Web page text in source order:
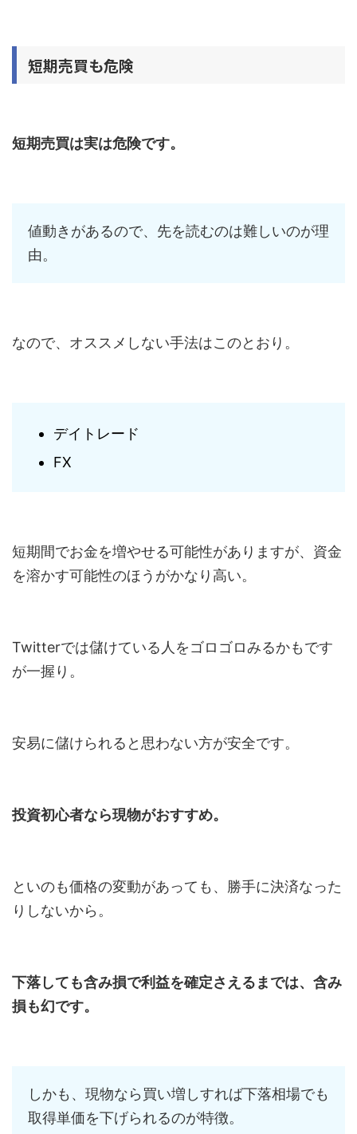
短期売買も危険
短期売買は実は危険です。
値動きがあるので、先を読むのは難しいのが理
由。
なので、オススメしない手法はこのとおり。
デイトレード
FX
短期間でお金を増やせる可能性がありますが、資金
を溶かす可能性のほうがかなり高い。
Twitterでは儲けている人をゴロゴロみるかもです
が一握り。
安易に儲けられると思わない方が安全です。
投資初心者なら現物がおすすめ。
といのも価格の変動があっても、勝手に決済なった
りしないから。
下落しても含み損で利益を確定さえるまでは、含み
損も幻です。
しかも、現物なら買い増しすれば下落相場でも
取得単価を下げられるのが特徴。